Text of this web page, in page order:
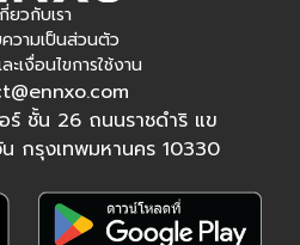
ยวกับเรา
วามเป็นส่วนตัว
เงื่อนไขการใช้งาน
ร์ ชั้น 26 ถนนราชดำริ แข
กรุงเทพมหานคร 10330